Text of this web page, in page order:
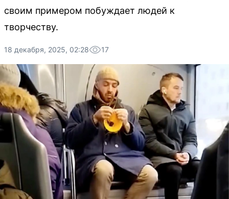
своим примером побуждает людей к
творчеству.
18 декабря, 2025, 02:28 17